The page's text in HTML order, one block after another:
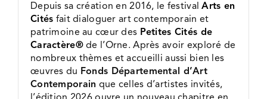
Depuis sa création en 2016, le festivalArts en
Cités fait dialoguer art contemporain et
patrimoine au cœur des Petites Cités de
Caractère®de l’Orne. Après avoir exploré de
nombreux thèmes et accueilli aussi bien les
œuvres du Fonds Départemental d’Art
Contemporain que celles d’artistes invités,